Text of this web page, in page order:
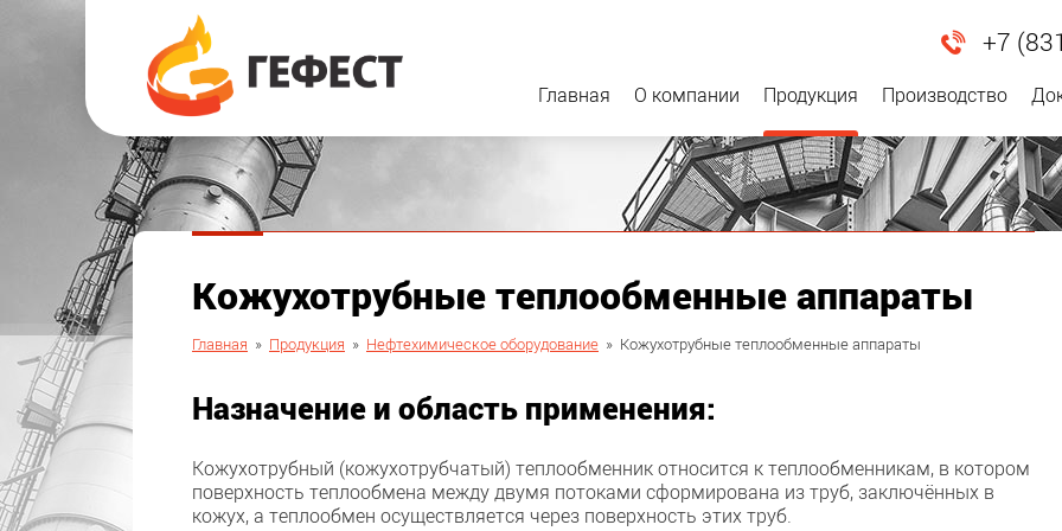
+7
Главная О компании Продукция Производство
Кожухотрубные теплообменные аппараты
Главная » Продукция » Нефтехимическое оборудование » Кожухотрубные теплообменные аппараты
Назначение и область применения:
Кожухотрубный (кожухотрубчатый) теплообменник относится к теплообменникам, в котором
поверхность теплообмена между двумя потоками сформирована из труб, заключённых в
кожух, а теплообмен осуществляется через поверхность этих труб.